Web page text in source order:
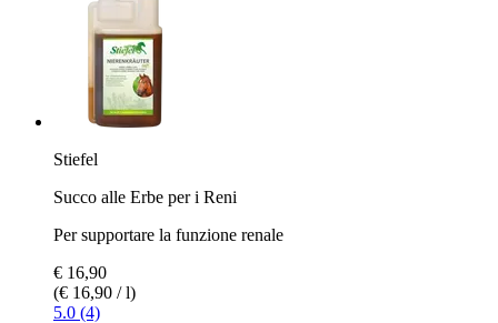
Stiefel
Succo alle Erbe per i Reni
Per supportare la funzione renale
€ 16,90
(€ 16,90 / l)
5.0 (4)